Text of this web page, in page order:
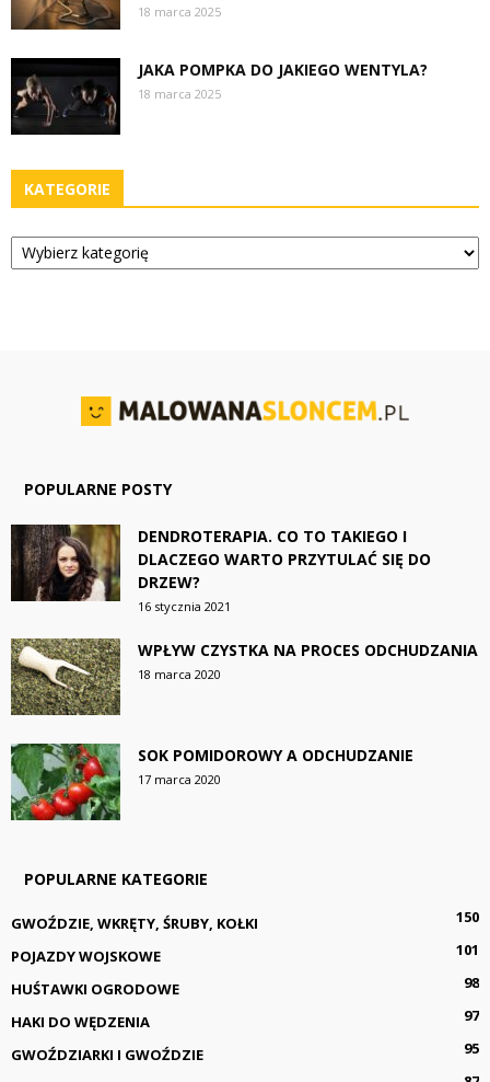
18 marca 2025
JAKA POMPKA DO JAKIEGO WENTYLA?
18 marca 2025
KATEGORIE
Kategorie
POPULARNE POSTY
DENDROTERAPIA. CO TO TAKIEGO I
DLACZEGO WARTO PRZYTULAĆ SIĘ DO
DRZEW?
16 stycznia 2021
WPŁYW CZYSTKA NA PROCES ODCHUDZANIA
18 marca 2020
SOK POMIDOROWY A ODCHUDZANIE
17 marca 2020
POPULARNE KATEGORIE
GWOŹDZIE, WKRĘTY, ŚRUBY, KOŁKI
150
POJAZDY WOJSKOWE
101
HUŚTAWKI OGRODOWE
98
HAKI DO WĘDZENIA
97
GWOŹDZIARKI I GWOŹDZIE
95